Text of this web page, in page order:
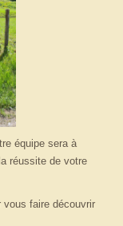
équipe sera à
réussite de votre
faire découvrir